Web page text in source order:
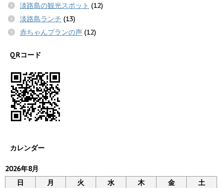
淡路島の観光スポット (12)
淡路島ランチ (13)
赤ちゃんプランの声 (12)
QRコード
カレンダー
2026年8月
日
月 火 水 木 金 土